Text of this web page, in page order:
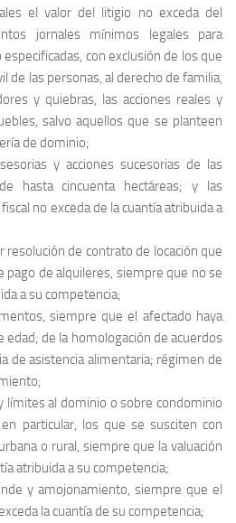
el valor del litigio no exceda del
jornales mínimos legales para
con exclusión de los que
de las personas, al derecho de familia,
y quiebras, las acciones reales y
salvo aquellos que se planteen
de dominio;
y acciones sucesorias de las
hasta cincuenta hectáreas; y las
no exceda de la cuantía atribuida a
resolución de contrato de locación que
pago de alquileres, siempre que no se
a su competencia;
siempre que el afectado haya
edad; de la homologación de acuerdos
de asistencia alimentaria; régimen de
límites al dominio o sobre condominio
particular, los que se susciten con
o rural, siempre que la valuación
atribuida a su competencia;
y amojonamiento, siempre que el
la cuantía de su competencia;